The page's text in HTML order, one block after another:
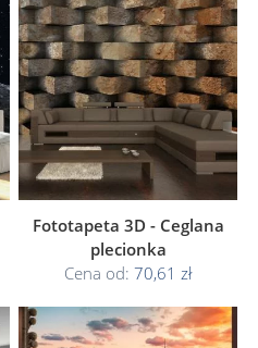
Fototapeta 3D - Ceglana
plecionka
Cena od: 70,61 zł